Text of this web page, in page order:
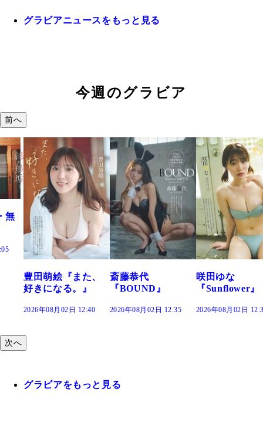
グラビアニュースをもっと見る
今週のグラビア
前へ
斎藤恭代
『BOUND』
2026年08月02日 12:35
咲田ゆな
『Sunflower』
2026年08月02日 12:30
藤水咲桜『花
だまり』
2026年08月02日
次へ
グラビアをもっと見る